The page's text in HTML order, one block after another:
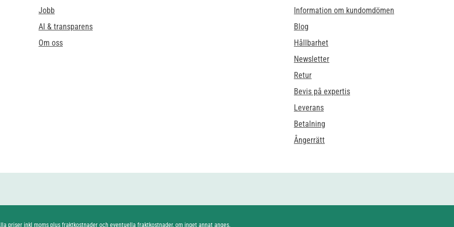
Jobb
AI & transparens
Om oss
Information om kundomdömen
Blog
Hållbarhet
Newsletter
Retur
Bevis på expertis
Leverans
Betalning
Ångerrätt
priser inkl moms plus fraktkostnaderoch eventuella fraktkostnader, om inget annat anges.